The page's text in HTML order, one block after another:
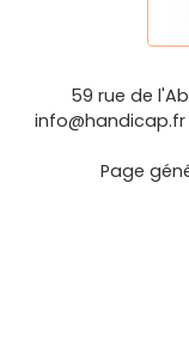
59 rue de
info@handicap.fr
Page